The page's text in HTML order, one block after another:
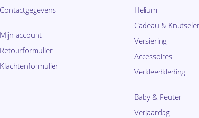
Contactgegevens
Mijn account
Retourformulier
Klachtenformulier
Helium
Cadeau &
Versiering
Accessoires
Verkleedkleding
Baby & Peuter
Verjaardag